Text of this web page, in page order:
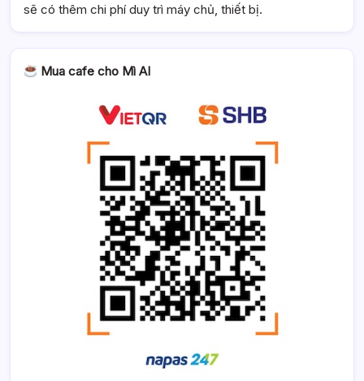
sẽ có thêm chi phí duy trì máy chủ, thiết bị.
Mua cafe cho Mì AI